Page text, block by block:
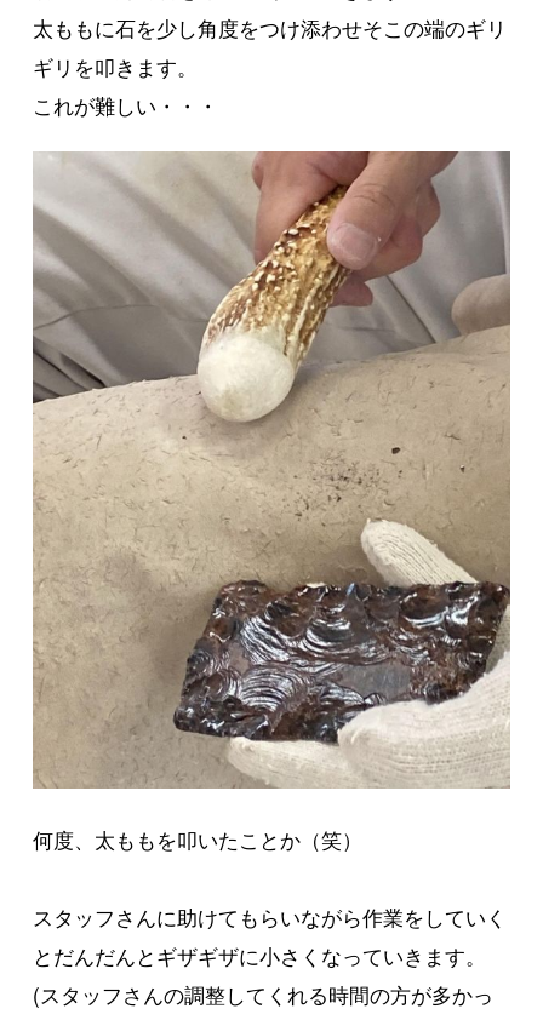
太ももに石を少し角度をつけ添わせそこの端のギリ
ギリを叩きます。
これが難しい・・・
何度、太ももを叩いたことか（笑）
スタッフさんに助けてもらいながら作業をしていく
とだんだんとギザギザに小さくなっていきます。
(スタッフさんの調整してくれる時間の方が多かっ